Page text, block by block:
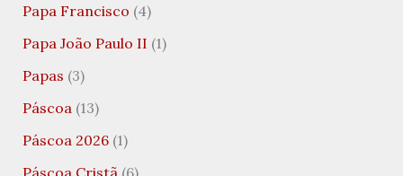
Papa Francisco (4)
Papa João Paulo II (1)
Papas (3)
Páscoa (13)
Páscoa 2026(1)
Páscoa Cristã (6)